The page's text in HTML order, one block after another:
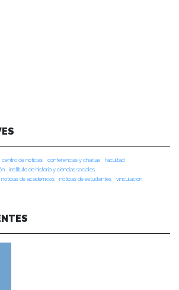
centro de noticias conferencias y charlas
facultad
instituto de historia y ciencias sociales
noticias de académicos noticias de estudiantes
vinculacion